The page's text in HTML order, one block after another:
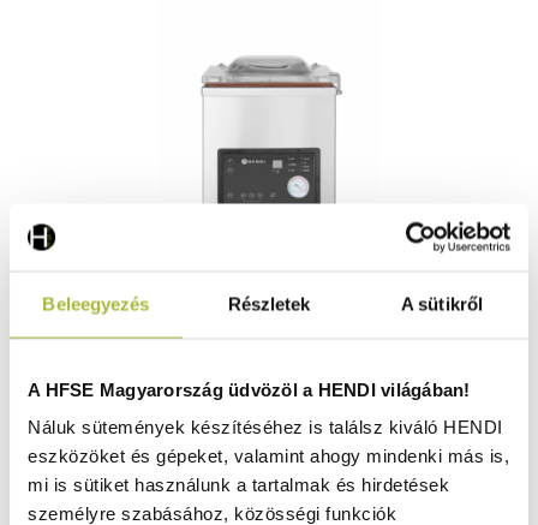
Beleegyezés Részletek A sütikről
A HFSE Magyarország üdvözöl a HENDI világában!
Náluk sütemények készítéséhez is találsz kiváló HENDI
eszközöket és gépeket, valamint ahogy mindenki más is,
mi is sütiket használunk a tartalmak és hirdetések
személyre szabásához, közösségi funkciók
tömítő szalag 300 mm – 230V / 370W – 370x480x(H)435
mm - HENDI 975268
553.520Ft
(435.843Ft+ ÁFA)